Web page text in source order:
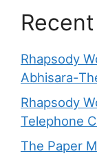
Rhapsody
Abhisara-
Rhapsody
Telephone
The Paper